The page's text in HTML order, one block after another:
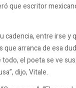
que escritor
cadencia, entre irse y
arranca de esa
el poeta se ve
dijo, Vitale.